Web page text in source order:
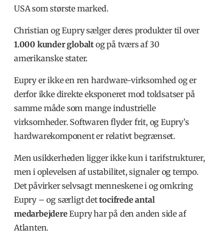
USA som største marked.
Christian og Eupry sælger deres produkter til over
1.000 kunder globalt og på tværs af 30
amerikanske stater.
Eupry er ikke en ren hardware-virksomhed og er
derfor ikke direkte eksponeret mod toldsatser på
samme måde som mange industrielle
virksomheder. Softwaren flyder frit, og Eupry’s
hardwarekomponent er relativt begrænset.
Men usikkerheden ligger ikke kun i tarifstrukturer,
men i oplevelsen af ustabilitet, signaler og tempo.
Det påvirker selvsagt menneskene i og omkring
Eupry – og særligt dettocifrede antal
medarbejdereEupry har på den anden side af
Atlanten.